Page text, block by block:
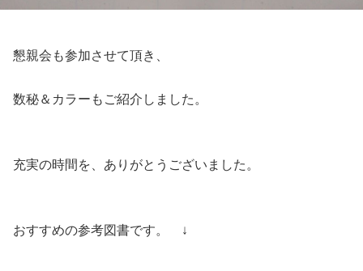
懇親会も参加させて頂き、
数秘＆カラーもご紹介しました。
充実の時間を、ありがとうございました。
おすすめの参考図書です。 ↓